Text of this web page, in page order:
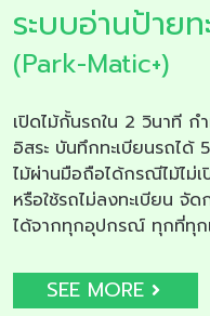
ระบบอ่านป้าย
(Park-Matic+)
เปิดไม้กั้นรถใน 2 วินาที ก
อิสระ บันทึกทะเบียนรถได้
ไม้ผ่านมือถือได้กรณีไม้ไม่
หรือใช้รถไม่ลงทะเบียน จั
ได้จากทุกอุปกรณ์ ทุกที่ทุก
SEE MORE